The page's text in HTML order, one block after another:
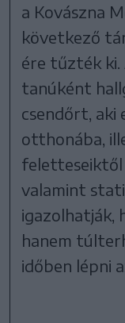
a Kovászna
következő
ére tűzték
tanúként
csendőrt, aki
otthonába,
feletteseiktől
valamint
igazolhatják,
hanem
időben lépni